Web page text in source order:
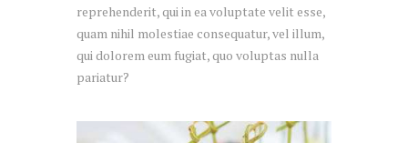
reprehenderit, qui in ea voluptate velit esse,
quam nihil molestiae consequatur, vel illum,
qui dolorem eum fugiat, quo voluptas nulla
pariatur?